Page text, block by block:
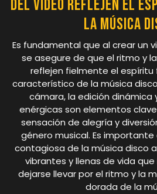
del video reflejen el
la música
Es fundamental que al crear un
se asegure de que el ritmo y
reflejen fielmente el espíritu
característico de la música
cámara, la edición dinámica
enérgicas son elementos
sensación de alegría y
género musical. Es
contagiosa de la música disco
vibrantes y llenas de vida
dejarse llevar por el ritmo y la
dorada de la